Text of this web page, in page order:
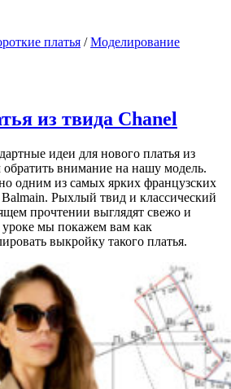
платья /Моделирование
из твида Chanel
идеи для нового платья из
обратить внимание на нашу модель.
одним из самых ярких французских
Рыхлый твид и классический
прочтении выглядят свежо и
уроке мы покажем вам как
выкройку такого платья.